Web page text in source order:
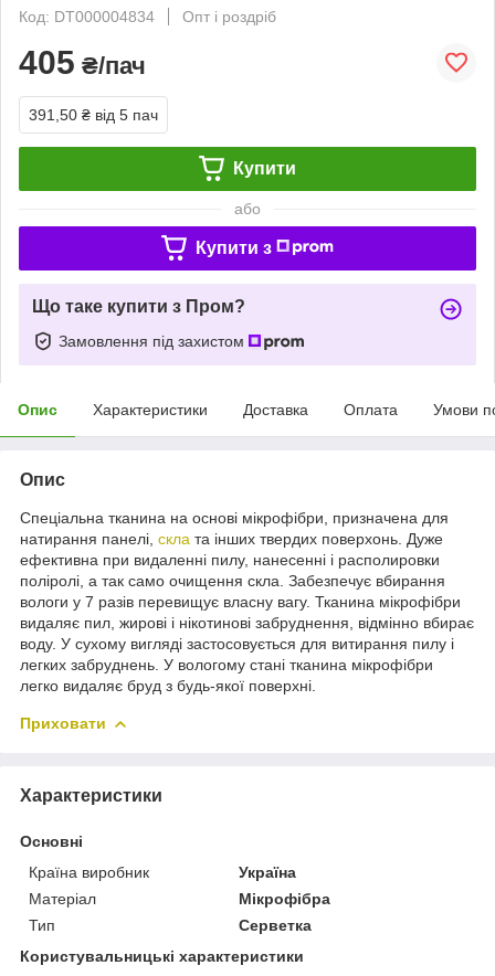
Код: DT000004834
Опт і роздріб
405 ₴/пач
391,50 ₴ від 5 пач
Купити
або
Купити з
Що таке купити з Пром?
Замовлення під захистом
Опис Характеристики Доставка Оплата Умови
Опис
Спеціальна тканина на основі мікрофібри, призначена для
натирання панелі, скла та інших твердих поверхонь. Дуже
ефективна при видаленні пилу, нанесенні і располировки
поліролі, а так само очищення скла. Забезпечує вбирання
вологи у 7 разів перевищує власну вагу. Тканина мікрофібри
видаляє пил, жирові і нікотинові забруднення, відмінно вбирає
воду. У сухому вигляді застосовується для витирання пилу і
легких забруднень. У вологому стані тканина мікрофібри
легко видаляє бруд з будь-якої поверхні.
Приховати
Характеристики
Основні
Країна виробник
Україна
Матеріал
Мікрофібра
Тип
Серветка
Користувальницькі характеристики